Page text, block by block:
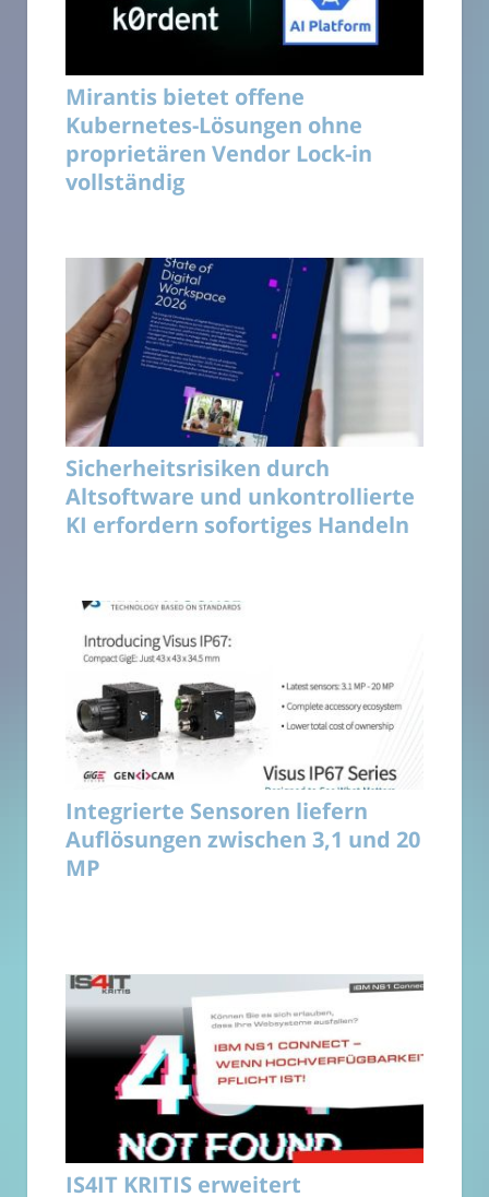
Mirantis bietet offene
Kubernetes-Lösungen ohne
proprietären Vendor Lock-in
vollständig
Sicherheitsrisiken durch
Altsoftware und unkontrollierte
KI erfordern sofortiges Handeln
Integrierte Sensoren liefern
Auflösungen zwischen 3,1 und 20
MP
IS4IT KRITIS erweitert